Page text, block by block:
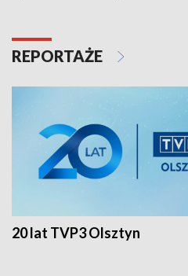
REPORTAŻE
20 lat TVP3 Olsztyn